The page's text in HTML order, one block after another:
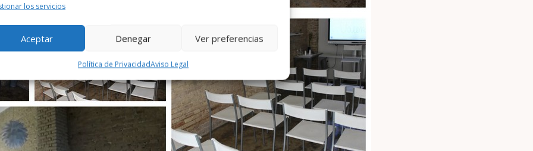
los servicios
Aceptar Denegar Ver preferencias
Política de PrivacidadAviso Legal